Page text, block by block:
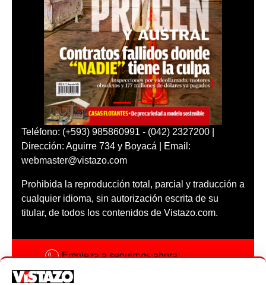
Teléfono: (+593) 985860991 - (042) 2327200 |
Dirección: Aguirre 734 y Boyacá | Email:
webmaster@vistazo.com
Prohibida la reproducción total, parcial y traducción a
cualquier idioma, sin autorización escrita de su
titular, de todos los contenidos de Vistazo.com.
Empieza a seguirnos ahora